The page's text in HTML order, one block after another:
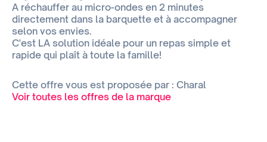
A réchauffer au micro-ondes en 2 minutes
directement dans la barquette et à accompagner
selon vos envies.
C'est LA solution idéale pour un repas simple et
rapide qui plaît à toute la famille!
Cette offre vous est proposée par : Charal
Voir toutes les offres de la marque